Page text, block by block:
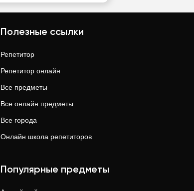
Полезные ссылки
Репетитор
Репетитор онлайн
Все предметы
Все онлайн предметы
Все города
Онлайн школа репетиторов
Популярные предметы